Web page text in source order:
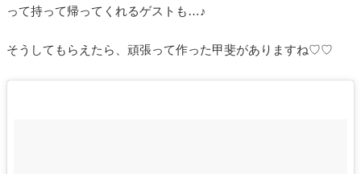
って持って帰ってくれるゲストも…♪
そうしてもらえたら、頑張って作った甲斐がありますね♡♡